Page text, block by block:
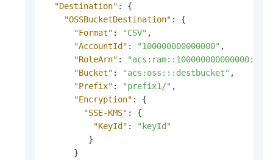
"Destination" :
{
"OSSBucketDestination" :
{
"Format" : "CSV" ,
"AccountId" : "100000000000000" ,
"RoleArn" :
"Bucket" : "acs:oss:::destbucket" ,
"Prefix" : "prefix1/" ,
"Encryption" :
{
"SSE-KMS" :
{
"KeyId" :
"keyId"
}
}